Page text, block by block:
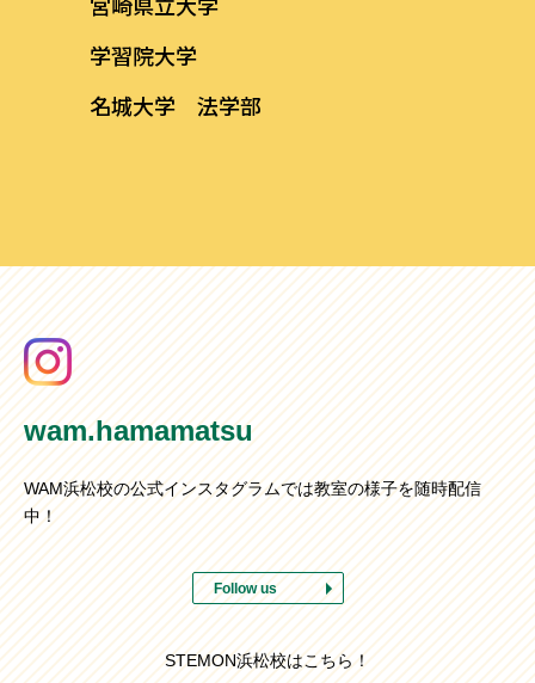
学習院大学
名城大学 法学部
wam.hamamatsu
WAM浜松校の公式インスタグラムでは教室の様子を随時配信
中！
Follow us
STEMON浜松校はこちら！